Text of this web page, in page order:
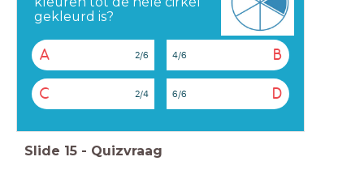
gekleurd is?
A 2/6 B
4/6
C 2/4 D
6/6
Slide 15 - Quizvraag